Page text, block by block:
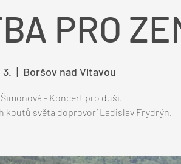
PRO
3.
  |
Boršov nad Vltavou
- Koncert pro duši.